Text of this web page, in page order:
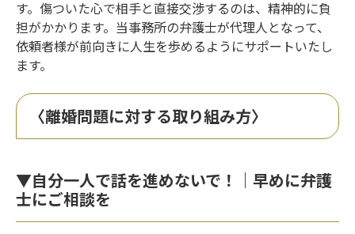
す。傷ついた心で相手と直接交渉するのは、精神的に負
担がかかります。当事務所の弁護士が代理人となって、
依頼者様が前向きに人生を歩めるようにサポートいたし
ます。
〈離婚問題に対する取り組み方〉
▼自分一人で話を進めないで！｜早めに弁護
士にご相談を